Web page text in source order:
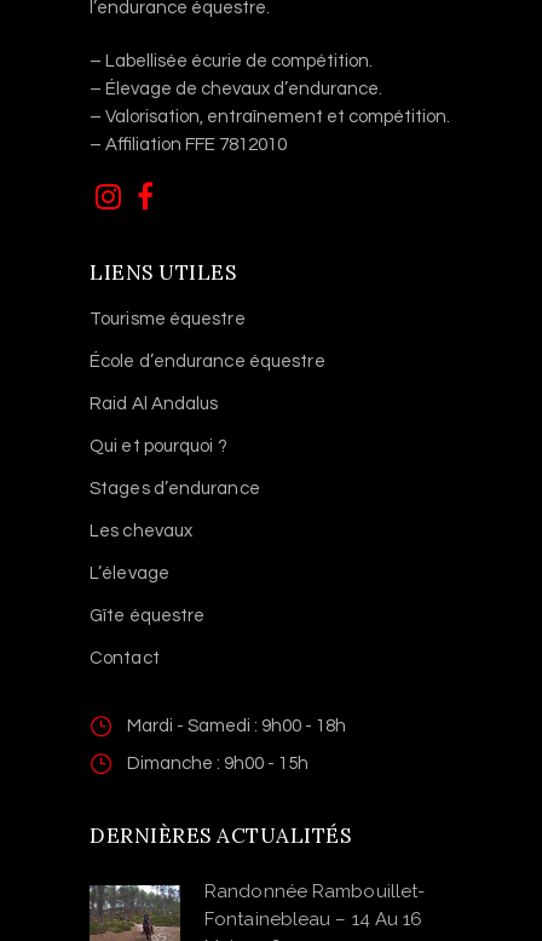
l’endurance équestre.
– Labellisée écurie de compétition.
– Élevage de chevaux d’endurance.
– Valorisation, entraînement et compétition.
– Affiliation FFE 7812010
LIENS UTILES
Tourisme équestre
École d’endurance équestre
Raid Al Andalus
Qui et pourquoi ?
Stages d’endurance
Les chevaux
L’élevage
Gîte équestre
Contact
Mardi - Samedi : 9h00 - 18h
Dimanche : 9h00 - 15h
DERNIÈRES ACTUALITÉS
Randonnée Rambouillet-
Fontainebleau – 14 Au 16